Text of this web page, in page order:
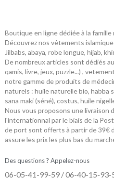
Boutique en ligne dédiée à la
Découvrez nos vêtements
Jilbabs, abaya, robe longue, hijab,
De nombreux articles sont dédiés
qamis, livre, jeux, puzzle...) ,
notre gamme de produits de
naturels : huile naturelle bio, habba
sana maki (séné), costus, huile
Nous vous proposons une livraison
l'internationnal par le biais de la
de port sont offerts à partir de 39€
assure les prix les plus bas du
Des questions ? Appelez-nous
06-05-41-99-59 / 06-40-15-93-